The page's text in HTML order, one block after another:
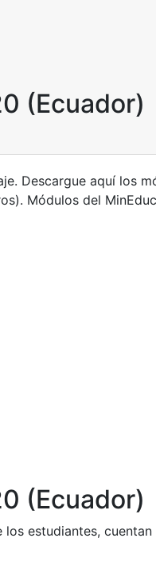
(Ecuador)
Descargue aquí los
Módulos del
(Ecuador)
estudiantes,